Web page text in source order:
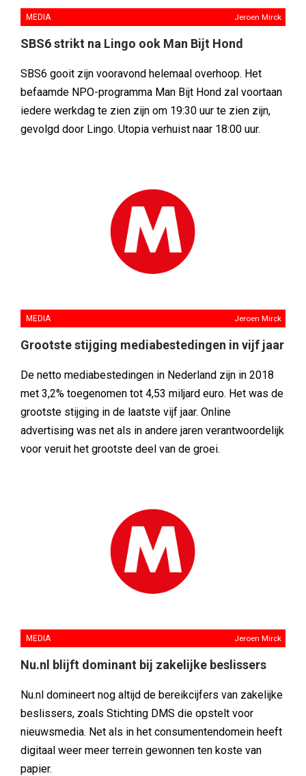
MEDIA Jeroen Mirck
SBS6 strikt na Lingo ook Man Bijt Hond
SBS6 gooit zijn vooravond helemaal overhoop. Het
befaamde NPO-programma Man Bijt Hond zal voortaan
iedere werkdag te zien zijn om 19:30 uur te zien zijn,
gevolgd door Lingo. Utopia verhuist naar 18:00 uur.
MEDIA Jeroen Mirck
Grootste stijging mediabestedingen in vijf jaar
De netto mediabestedingen in Nederland zijn in 2018
met 3,2% toegenomen tot 4,53 miljard euro. Het was de
grootste stijging in de laatste vijf jaar. Online
advertising was net als in andere jaren verantwoordelijk
voor veruit het grootste deel van de groei.
MEDIA Jeroen Mirck
Nu.nl blijft dominant bij zakelijke beslissers
Nu.nl domineert nog altijd de bereikcijfers van zakelijke
beslissers, zoals Stichting DMS die opstelt voor
nieuwsmedia. Net als in het consumentendomein heeft
digitaal weer meer terrein gewonnen ten koste van
papier.